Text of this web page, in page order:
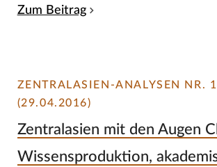
Zum Beitrag
ZENTRALASIEN-ANALYSEN NR.
(29.04.2016)
Zentralasien mit den Augen
Wissensproduktion,